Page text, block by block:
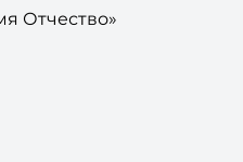
Отчество»